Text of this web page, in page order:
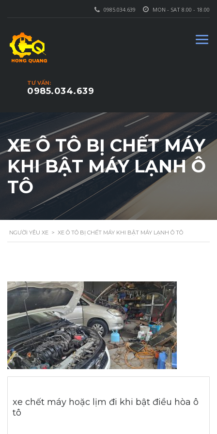
MON - SAT 8.00 - 18.00
0985.034.639
TƯ VẤN:
0985.034.639
XE Ô TÔ BỊ CHẾT MÁY
KHI BẬT MÁY LẠNH Ô
TÔ
NGƯỜI YÊU XE > XE Ô TÔ BỊ CHẾT MÁY KHI BẬT MÁY LẠNH Ô TÔ
xe chết máy hoặc lịm đi khi bật điều hòa ô
tô